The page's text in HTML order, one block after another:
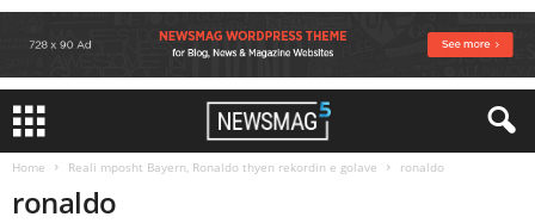
Home Reali mposht Bayern, Ronaldo thyen rekordin e golave ronaldo
ronaldo